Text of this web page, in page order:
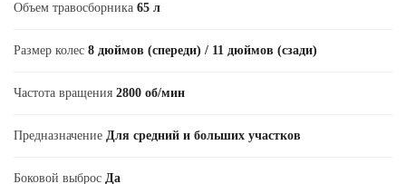
Объем травосборника 65 л
Размер колес 8 дюймов (спереди) / 11 дюймов (сзади)
Частота вращения 2800 об/мин
Предназначение Для средний и больших участков
Боковой выброс Да